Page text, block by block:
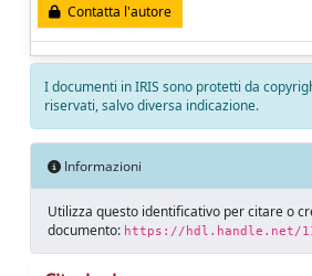
Contatta l'autore
I documenti in IRIS sono protetti da
riservati, salvo diversa indicazione.
Informazioni
Utilizza questo identificativo per citare o
documento: https://hdl.handle.net/